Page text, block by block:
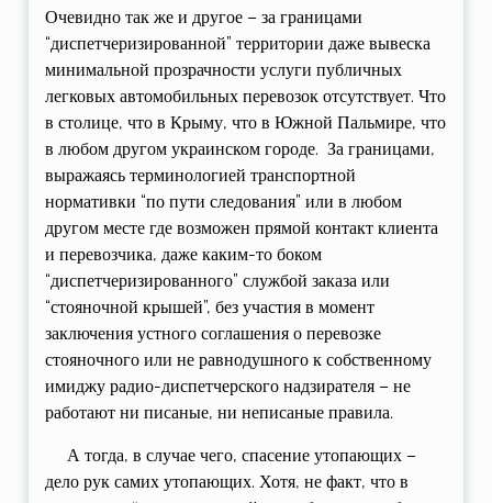
Очевидно так же и другое – за границами
“диспетчеризированной” территории даже вывеска
минимальной прозрачности услуги публичных
легковых автомобильных перевозок отсутствует. Что
в столице, что в Крыму, что в Южной Пальмире, что
в любом другом украинском городе. За границами,
выражаясь терминологией транспортной
нормативки “по пути следования” или в любом
другом месте где возможен прямой контакт клиента
и перевозчика, даже каким-то боком
“диспетчеризированного” службой заказа или
“стояночной крышей”, без участия в момент
заключения устного соглашения о перевозке
стояночного или не равнодушного к собственному
имиджу радио-диспетчерского надзирателя – не
работают ни писаные, ни неписаные правила.
А тогда, в случае чего, спасение утопающих –
дело рук самих утопающих. Хотя, не факт, что в